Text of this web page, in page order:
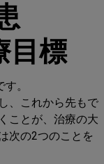
目標
。
、これから先もで
ことが、治療の大
次の2つのことを